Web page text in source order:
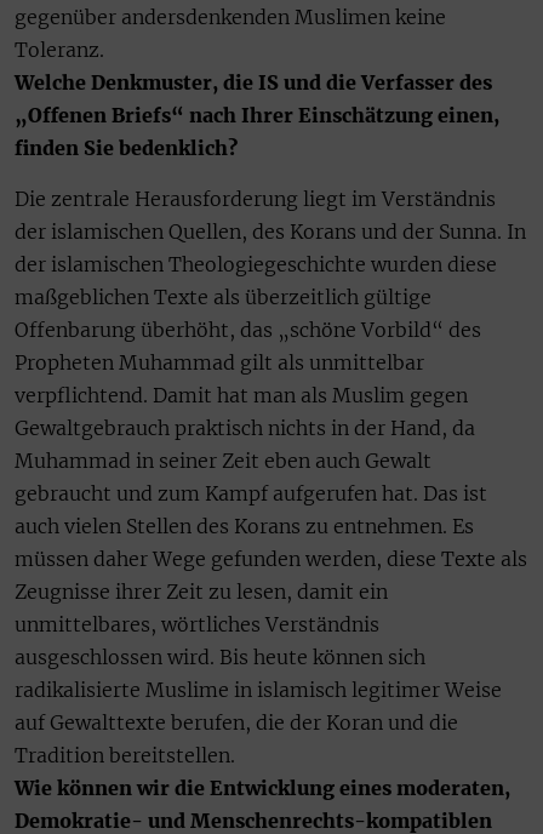
gegenüber andersdenkenden Muslimen keine
Toleranz.
Welche Denkmuster, die IS und die Verfasser des
„Offenen Briefs“ nach Ihrer Einschätzung einen,
finden Sie bedenklich?
Die zentrale Herausforderung liegt im Verständnis
der islamischen Quellen, des Korans und der Sunna. In
der islamischen Theologiegeschichte wurden diese
maßgeblichen Texte als überzeitlich gültige
Offenbarung überhöht, das „schöne Vorbild“ des
Propheten Muhammad gilt als unmittelbar
verpflichtend. Damit hat man als Muslim gegen
Gewaltgebrauch praktisch nichts in der Hand, da
Muhammad in seiner Zeit eben auch Gewalt
gebraucht und zum Kampf aufgerufen hat. Das ist
auch vielen Stellen des Korans zu entnehmen. Es
müssen daher Wege gefunden werden, diese Texte als
Zeugnisse ihrer Zeit zu lesen, damit ein
unmittelbares, wörtliches Verständnis
ausgeschlossen wird. Bis heute können sich
radikalisierte Muslime in islamisch legitimer Weise
auf Gewalttexte berufen, die der Koran und die
Tradition bereitstellen.
Wie können wir die Entwicklung eines moderaten,
Demokratie- und Menschenrechts-kompatiblen